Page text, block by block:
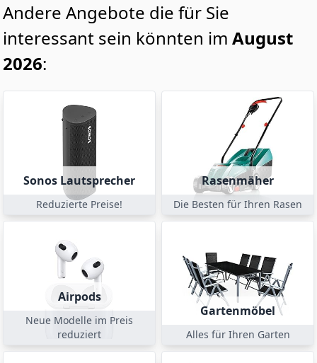
Andere Angebote die für Sie
interessant sein könnten im August
2026:
Sonos Lautsprecher
Reduzierte Preise!
Rasenmäher
Die Besten für Ihren Rasen
Airpods
Neue Modelle im Preis
reduziert
Gartenmöbel
Alles für Ihren Garten